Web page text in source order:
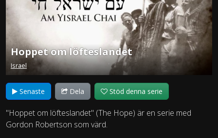
Hoppet om löfteslandet
Israel
Senaste Dela Stöd denna serie
"Hoppet om löfteslandet" (The Hope) är en serie med
Gordon Robertson som värd.